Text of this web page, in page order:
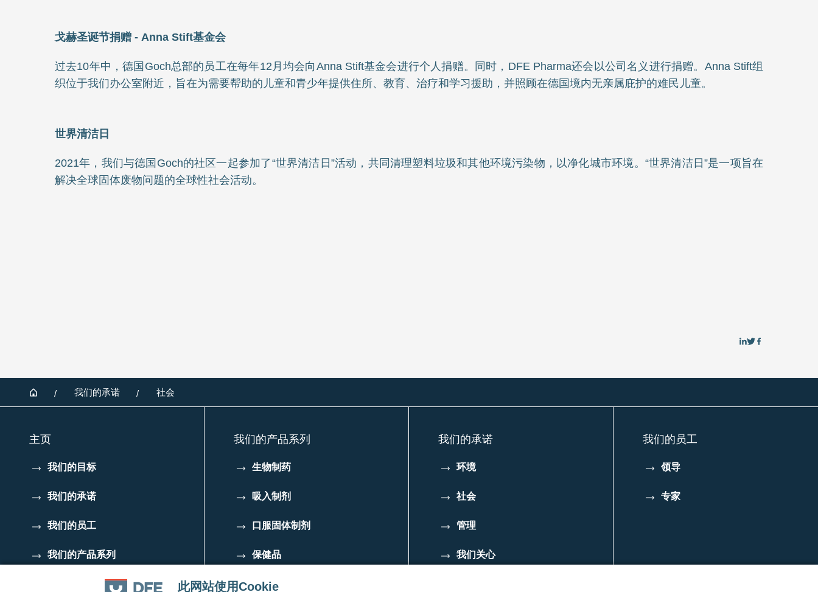
此网站使用Cookie
戈赫圣诞节捐赠 - Anna Stift基金会
过去10年中，德国Goch总部的员工在每年12月均会向Anna Stift基金会进行个人捐赠。同时，DFE Pharma还会以公司名义进行捐赠。Anna Stift组
织位于我们办公室附近，旨在为需要帮助的儿童和青少年提供住所、教育、治疗和学习援助，并照顾在德国境内无亲属庇护的难民儿童。
世界清洁日
2021年，我们与德国Goch的社区一起参加了“世界清洁日”活动，共同清理塑料垃圾和其他环境污染物，以净化城市环境。“世界清洁日”是一项旨在
解决全球固体废物问题的全球性社会活动。
在
享
在
享享
Footer
Home 我们的承诺 社会
主页
我们的目标
我们的承诺
我们的员工
我们的产品系列
Code of Conduct for
我们的产品系列
生物制药
吸入制剂
口服固体制剂
保健品
我们的承诺
环境
社会
管理
我们关心
我们的员工
领导
专家